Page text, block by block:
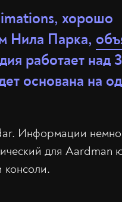
хорошо
Нила Парка,
работает над
основана на
Информации
для Aardman